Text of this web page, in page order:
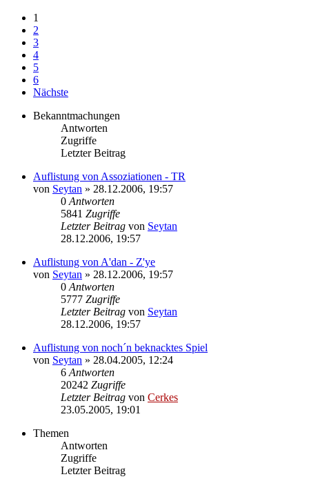
1
2
3
4
5
6
Nächste
Bekanntmachungen
Antworten
Zugriffe
Letzter Beitrag
Auflistung von Assoziationen - TR
von Seytan » 28.12.2006, 19:57
0 Antworten
5841 Zugriffe
Letzter Beitrag von Seytan
28.12.2006, 19:57
Auflistung von A'dan - Z'ye
von Seytan » 28.12.2006, 19:57
0 Antworten
5777 Zugriffe
Letzter Beitrag von Seytan
28.12.2006, 19:57
Auflistung von noch´n beknacktes Spiel
von Seytan » 28.04.2005, 12:24
6 Antworten
20242 Zugriffe
Letzter Beitrag von Cerkes
23.05.2005, 19:01
Themen
Antworten
Zugriffe
Letzter Beitrag